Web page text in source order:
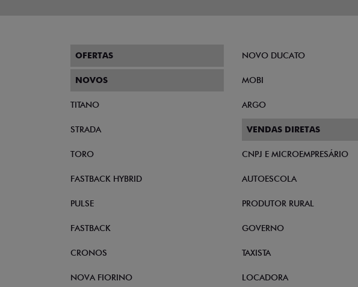
ter o maior cuidado possível com o seu carro Fiat, garante
Disponibilizamos de mais de 500 acessórios exclusivos para
Preencha o formulário abaixo